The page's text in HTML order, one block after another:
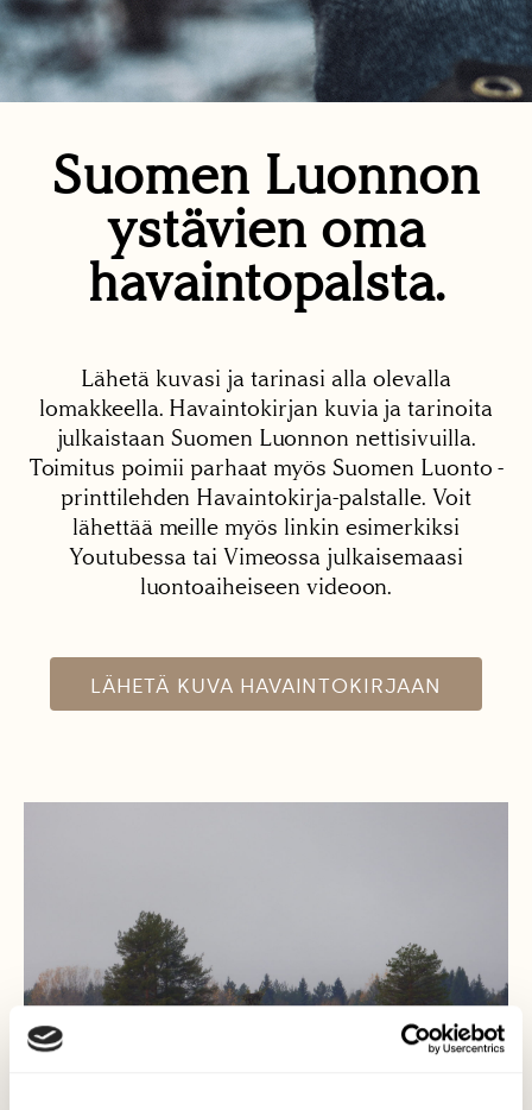
Suomen Luonnon
ystävien oma
havaintopalsta.
Lähetä kuvasi ja tarinasi alla olevalla
lomakkeella. Havaintokirjan kuvia ja tarinoita
julkaistaan Suomen Luonnon nettisivuilla.
Toimitus poimii parhaat myös Suomen Luonto -
printtilehden Havaintokirja-palstalle. Voit
lähettää meille myös linkin esimerkiksi
Youtubessa tai Vimeossa julkaisemaasi
luontoaiheiseen videoon.
LÄHETÄ KUVA HAVAINTOKIRJAAN